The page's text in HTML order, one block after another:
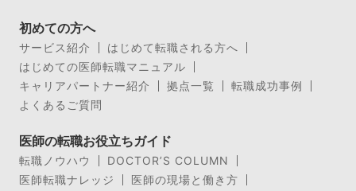
初めての方へ
サービス紹介
はじめて転職される方へ
はじめての医師転職マニュアル
キャリアパートナー紹介
拠点一覧
転職成功事例
よくあるご質問
医師の転職お役立ちガイド
転職ノウハウ
DOCTOR’S COLUMN
医師転職ナレッジ
医師の現場と働き方